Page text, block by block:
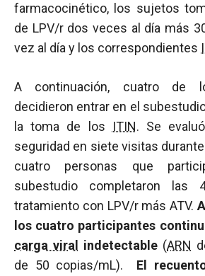
farmacocinético, los sujetos
de LPV/r dos veces al día más
vez al día y los correspondientes
A continuación, cuatro de
decidieron entrar en el
la toma de los
ITIN. Se
seguridad en siete visitas
cuatro personas que
subestudio completaron las
tratamiento con LPV/r más ATV.
los cuatro participantes
carga viral
indetectable (ARN
de 50 copias/mL). El